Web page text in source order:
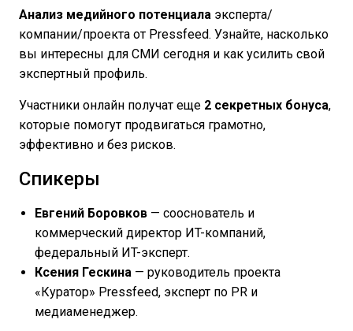
Анализ медийного потенциала эксперта/
компании/проекта от Pressfeed. Узнайте, насколько
вы интересны для СМИ сегодня и как усилить свой
экспертный профиль.
Участники онлайн получат еще 2 секретных бонуса,
которые помогут продвигаться грамотно,
эффективно и без рисков.
Спикеры
Евгений Боровков — сооснователь и
коммерческий директор ИT-компаний,
федеральный ИT-эксперт.
Ксения Гескина — руководитель проекта
«Куратор» Pressfeed, эксперт по PR и
медиаменеджер.